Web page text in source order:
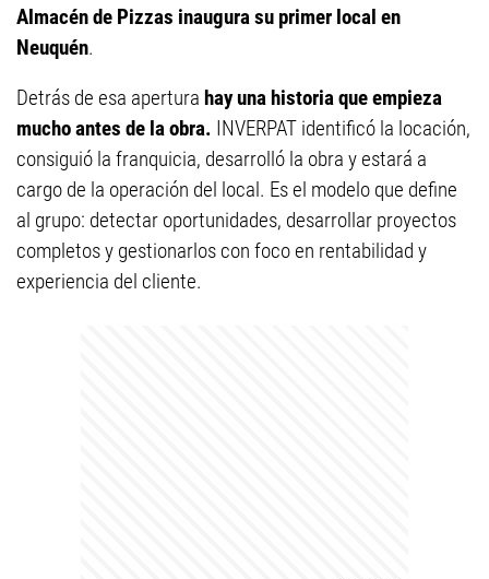
Almacén de Pizzas inaugura su primer local en
Neuquén.
Detrás de esa apertura hay una historia que empieza
mucho antes de la obra. INVERPAT identificó la locación,
consiguió la franquicia, desarrolló la obra y estará a
cargo de la operación del local. Es el modelo que define
al grupo: detectar oportunidades, desarrollar proyectos
completos y gestionarlos con foco en rentabilidad y
experiencia del cliente.